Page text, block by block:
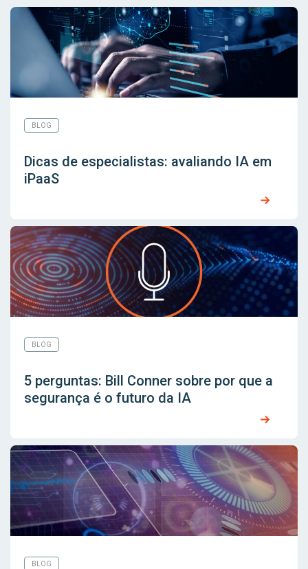
BLOG
Dicas de especialistas: avaliando IA em
iPaaS
BLOG
5 perguntas: Bill Conner sobre por que a
segurança é o futuro da IA
BLOG